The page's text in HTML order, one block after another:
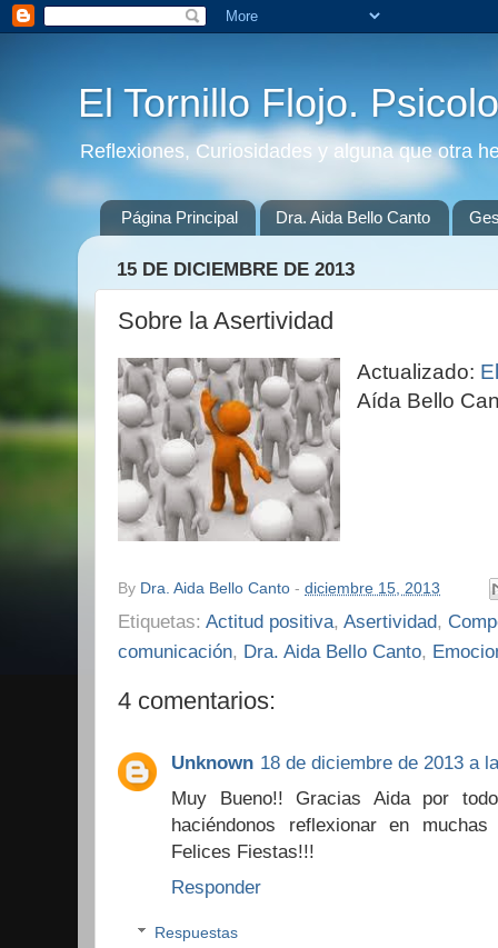
El Tornillo Flojo.
Reflexiones, Curiosidades y alguna que otra
Página Principal Dra. Aida Bello Canto
15 DE DICIEMBRE DE 2013
Sobre la Asertividad
Actualizado:
Aída Bello
By Dra. Aida Bello Canto - diciembre 15, 2013
Etiquetas: Actitud positiva, Asertividad,
comunicación, Dra. Aida Bello Canto,
4 comentarios:
Unknown 18 de diciembre de 2013 a
Muy Bueno!! Gracias Aida por
haciéndonos reflexionar en
Felices Fiestas!!!
Responder
Respuestas